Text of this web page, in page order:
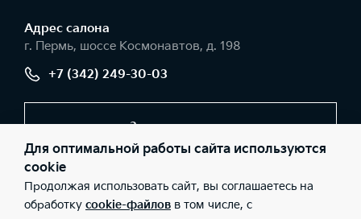
Адрес салонa
г. Пермь, шоссе Космонавтов, д. 198
+7 (342) 249-30-03
Заказать звонок
© 2026 Юридические лица ООО «Вега-моторс» (Фактический
адрес: г. Пермь, шоссе Космонавтов, д. 198; Телефон: +7 (342)
249-30-03; ИНН: 5902879460; ОГРН: 1115902006505), ООО «Киа
Для оптимальной работы сайта используются
cookie
Продолжая использовать сайт, вы соглашаетесь на
обработку cookie-файлов в том числе, с